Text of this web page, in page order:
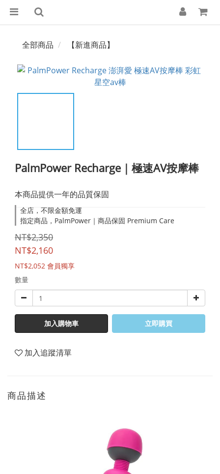
全部商品 【新進商品】
PalmPower Recharge｜極速AV按摩棒
本商品提供一年的品質保固
全店，不限金額免運
指定商品，PalmPower｜商品保固 Premium Care
NT$2,350
NT$2,160
NT$2,052 會員獨享
數量
加入購物車 立即購買
加入追蹤清單
商品描述